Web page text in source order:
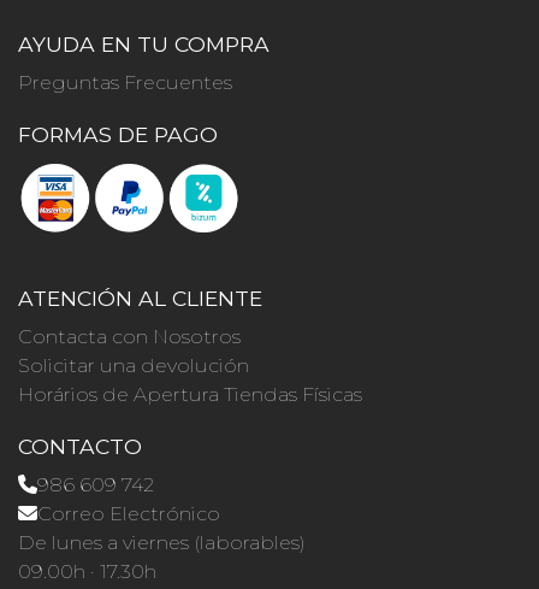
AYUDA EN TU COMPRA
Preguntas Frecuentes
FORMAS DE PAGO
ATENCIÓN AL CLIENTE
Contacta con Nosotros
Solicitar una devolución
Horários de Apertura Tiendas Físicas
CONTACTO
986 609 742
Correo Electrónico
De lunes a viernes (laborables)
09.00h · 17.30h